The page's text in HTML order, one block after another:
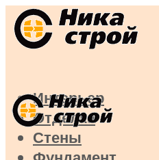
Интерьер
Отделка
Стены